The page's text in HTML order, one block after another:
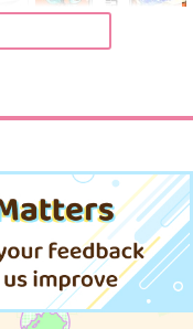
1,164円 （税込）
サンプル
作品詳細